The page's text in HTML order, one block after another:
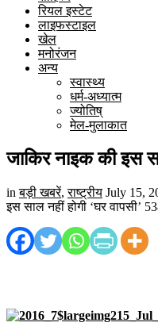
रियल इस्टेट
लाइफस्टाइल
खेल
मनोरंजन
अन्य
स्वास्थ्य
धर्म-अध्यात्म
ज्योतिष्
मेल-मुलाकात
जाकिर नाइक की इस
inबड़ी खबरें,राष्ट्रीय July 15,
इस साल नहीं होगी ‘घर वापसी’